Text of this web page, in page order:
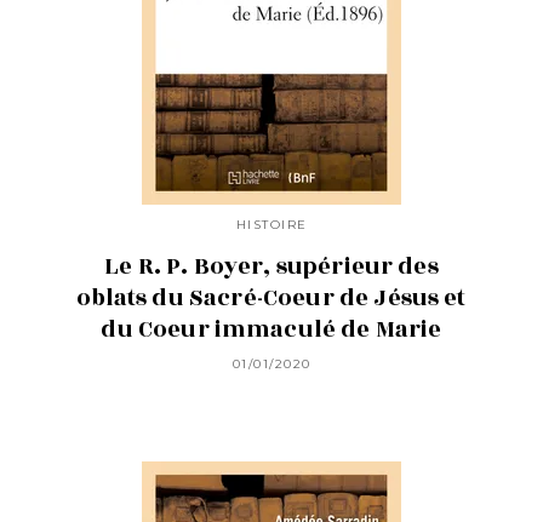
HISTOIRE
Le R. P. Boyer, supérieur des
oblats du Sacré-Coeur de Jésus et
du Coeur immaculé de Marie
01/01/2020